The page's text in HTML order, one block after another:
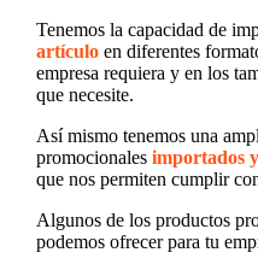
Tenemos la capacidad de
artículoen diferentes
empresa requiera y en los
que necesite.
Así mismo tenemos una
promocionales importados
que nos permiten cumplir
Algunos de los productos
podemos ofrecer para tu